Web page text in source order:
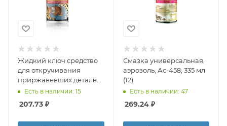
Жидкий ключ средство
для откручивания
приржавевших деталей,
аэрозоль, Ас-4511, 140 мл
Есть в наличии: 15
207.73 ₽
Смазка универсальная,
аэрозоль, Ас-458, 335 мл
(12)
Есть в наличии: 47
269.24₽